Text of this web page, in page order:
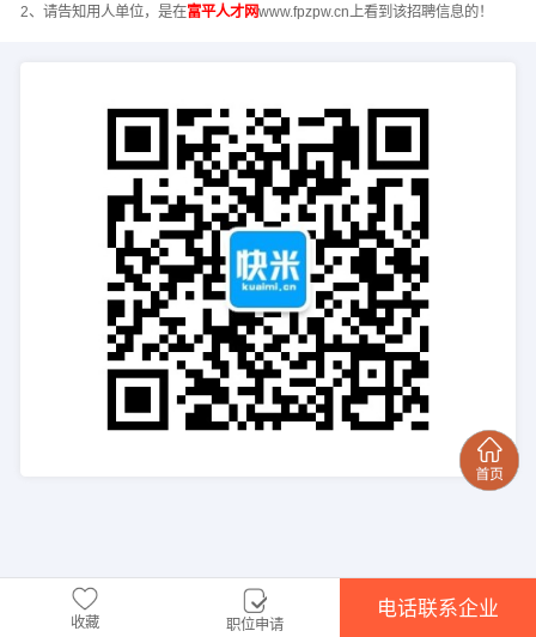
2、请告知用人单位，是在富平人才网www.fpzpw.cn上看到该招聘信息的！
收藏 职位申请
电话联系企业